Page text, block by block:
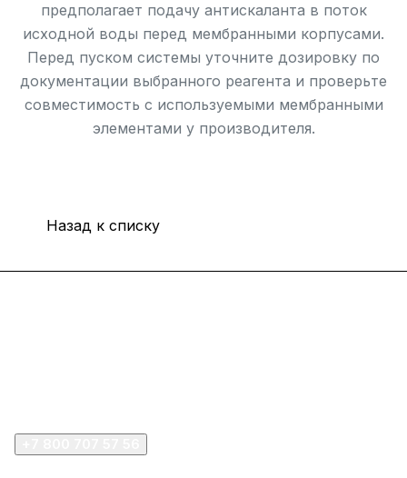
предполагает подачу антискаланта в поток
исходной воды перед мембранными корпусами.
Перед пуском системы уточните дозировку по
документации выбранного реагента и проверьте
совместимость с используемыми мембранными
элементами у производителя.
Назад к списку